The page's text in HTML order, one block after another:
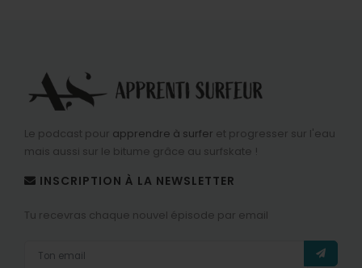
Le podcast pour apprendre à surfer et progresser sur l'eau
mais aussi sur le bitume grâce au surfskate !
INSCRIPTION À LA NEWSLETTER
Tu recevras chaque nouvel épisode par email